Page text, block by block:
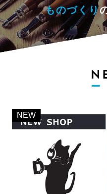
ものづくり